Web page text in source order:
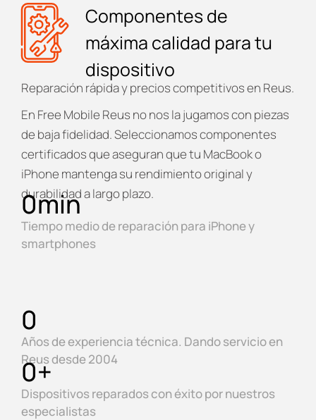
Componentes de
máxima calidad para tu
dispositivo
Reparación rápida y precios competitivos en Reus.
En Free Mobile Reus no nos la jugamos con piezas
de baja fidelidad. Seleccionamos componentes
certificados que aseguran que tu MacBook o
iPhone mantenga su rendimiento original y
durabilidad a largo plazo.
Tiempo medio de reparación para iPhone y
smartphones
0min
Años de experiencia técnica. Dando servicio en
Reus desde 2004
0
Dispositivos reparados con éxito por nuestros
especialistas
0+